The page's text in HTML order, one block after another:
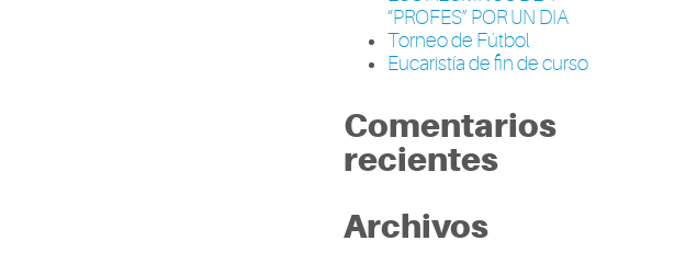
“PROFES” POR UN DIA
Torneo de Fútbol
Eucaristía de fin de curso
Comentarios
recientes
Archivos